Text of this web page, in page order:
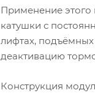
Применение этого
катушки с
лифтах,
деактивацию
Конструкция